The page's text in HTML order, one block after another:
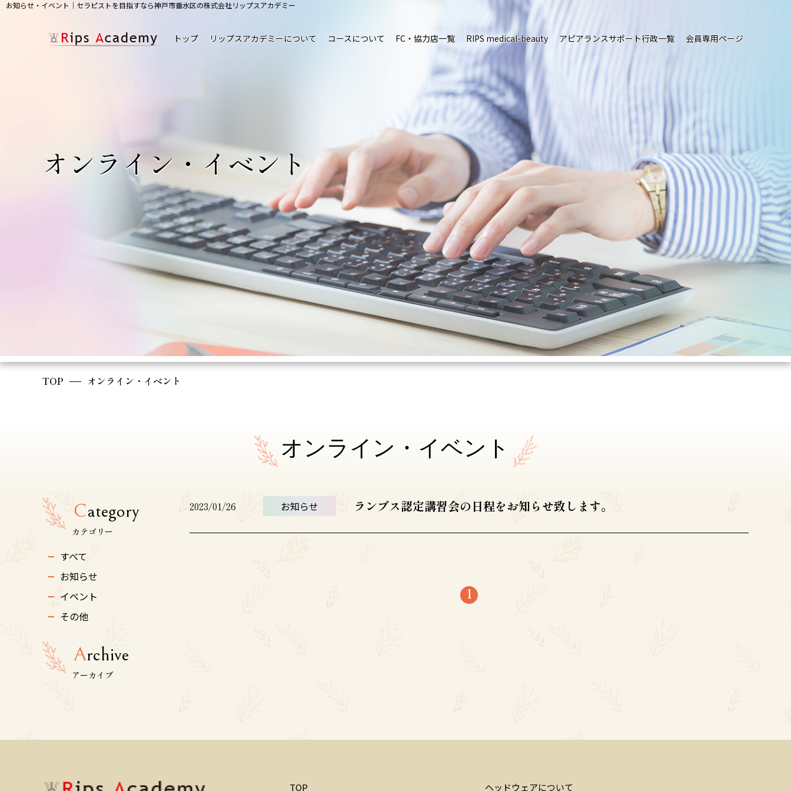
お知らせ・イベント｜セラピストを目指すなら神戸市垂水区の株式会社リップスアカデミー
トップ リップスアカデミーについて コースについて FC・協力店一覧 RIPS medical-beauty アピアランスサポート行政一覧 会員専用ページ
オンライン・イベント
TOP オンライン・イベント
オンライン・イベント
2023/01/26 お知らせ ランブス認定講習会の日程をお知らせ致します。
1
Category
カテゴリー
すべて
お知らせ
イベント
その他
Archive
アーカイブ
TOP ヘッドウェアについて